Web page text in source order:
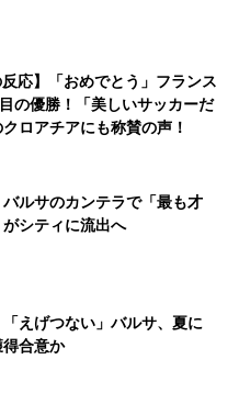
反応】「おめでとう」フランス
の優勝！「美しいサッカーだ
ロアチアにも称賛の声！
バルサのカンテラで「最も才
シティに流出へ
「えげつない」バルサ、夏に
合意か